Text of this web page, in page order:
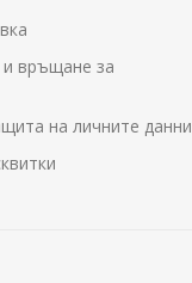
и връщане за
на личните данни